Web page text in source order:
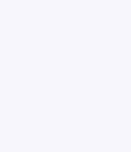
данных